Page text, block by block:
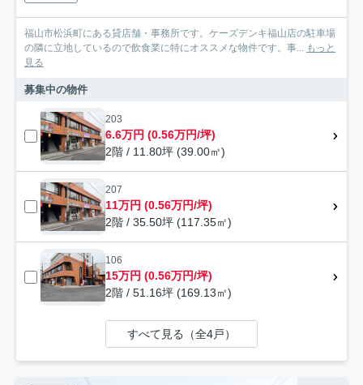
福山市松浜町にある貸店舗・事務所です。ケーズデンキ福山店の駐車場
の隣に立地しているので飲食業に特にオススメな物件です。事... もっと
見る
募集中の物件
203
6.6万円 (0.56万円/坪)
2階 / 11.80坪 (39.00㎡)
207
11万円 (0.56万円/坪)
2階 / 35.50坪 (117.35㎡)
106
15万円 (0.56万円/坪)
2階 / 51.16坪 (169.13㎡)
すべて見る（全4戸）